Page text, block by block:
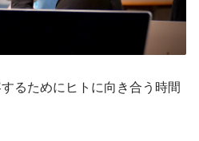
るためにヒトに向き合う時間